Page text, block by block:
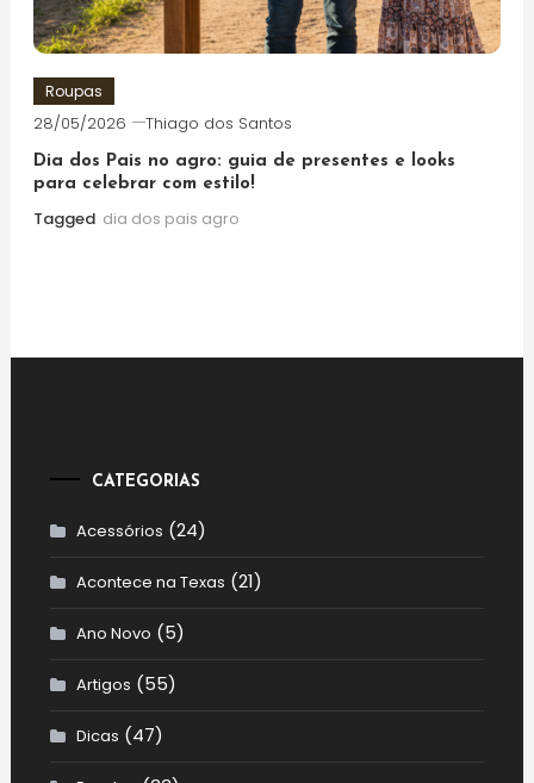
Roupas
28/05/2026 Thiago dos Santos
Dia dos Pais no agro: guia de presentes e looks
para celebrar com estilo!
Tagged dia dos pais agro
CATEGORIAS
Acessórios (24)
Acontece na Texas (21)
Ano Novo (5)
Artigos (55)
Dicas (47)